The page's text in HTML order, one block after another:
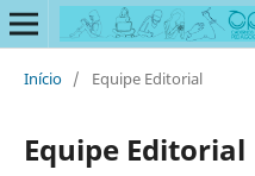
Início / Equipe Editorial
Equipe Editorial